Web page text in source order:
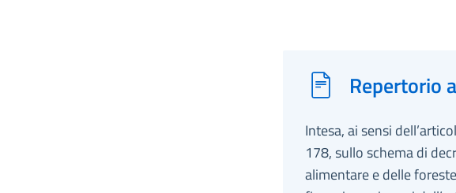
Repertorio
Intesa, ai sensi
178, sullo schema di
alimentare e delle